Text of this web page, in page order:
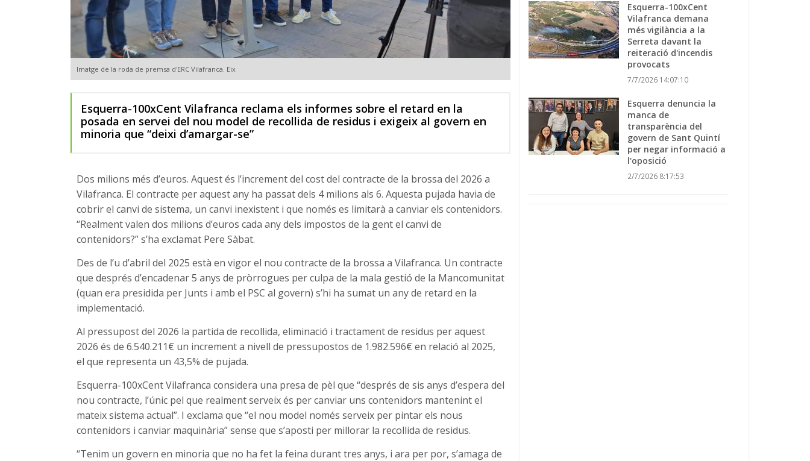
Imatge de la roda de premsa d'ERC Vilafranca. Eix
Esquerra-100xCent Vilafranca reclama els informes sobre el retard en la
posada en servei del nou model de recollida de residus i exigeix al govern en
minoria que “deixi d’amargar-se”
Dos milions més d’euros. Aquest és l’increment del cost del contracte de la brossa del 2026 a
Vilafranca. El contracte per aquest any ha passat dels 4 milions als 6. Aquesta pujada havia de
cobrir el canvi de sistema, un canvi inexistent i que només es limitarà a canviar els contenidors.
“Realment valen dos milions d’euros cada any dels impostos de la gent el canvi de
contenidors?” s’ha exclamat Pere Sàbat.
Des de l’u d’abril del 2025 està en vigor el nou contracte de la brossa a Vilafranca. Un contracte
que després d’encadenar 5 anys de pròrrogues per culpa de la mala gestió de la Mancomunitat
(quan era presidida per Junts i amb el PSC al govern) s’hi ha sumat un any de retard en la
implementació.
Al pressupost del 2026 la partida de recollida, eliminació i tractament de residus per aquest
2026 és de 6.540.211€ un increment a nivell de pressupostos de 1.982.596€ en relació al 2025,
el que representa un 43,5% de pujada.
Esquerra-100xCent Vilafranca considera una presa de pèl que “després de sis anys d’espera del
nou contracte, l’únic pel que realment serveix és per canviar uns contenidors mantenint el
mateix sistema actual”. I exclama que “el nou model només serveix per pintar els nous
contenidors i canviar maquinària” sense que s’aposti per millorar la recollida de residus.
“Tenim un govern en minoria que no ha fet la feina durant tres anys, i ara per por, s’amaga de
Esquerra-100xCent
Vilafranca demana
més vigilància a la
Serreta davant la
reiteració d'incendis
provocats
7/7/2026 14:07:10
Esquerra denuncia la
manca de
transparència del
govern de Sant Quintí
per negar informació a
l'oposició
2/7/2026 8:17:53